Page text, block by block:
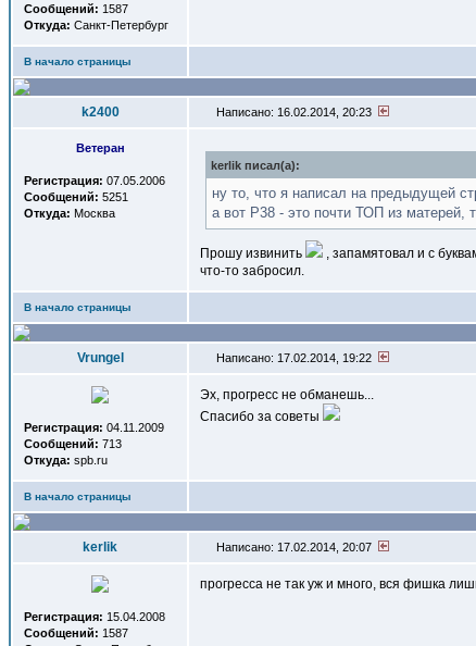
Сообщений: 1587
Откуда: Санкт-Петербург
В начало страницы
k2400 Написано: 16.02.2014, 20:23
Ветеран
Регистрация: 07.05.2006
Сообщений: 5251
Откуда: Москва
kerlik писал(a):
ну то, что я написал на предыдущей
а вот Р38 - это почти ТОП из матерей,
Прошу извинить , запамятовал и с
что-то забросил.
В начало страницы
Vrungel Написано: 17.02.2014, 19:22
Регистрация: 04.11.2009
Сообщений: 713
Откуда: spb.ru
Эх, прогресс не обманешь...
Спасибо за советы
В начало страницы
kerlik Написано: 17.02.2014, 20:07
Регистрация: 15.04.2008
Сообщений: 1587
прогресса не так уж и много, вся фишка